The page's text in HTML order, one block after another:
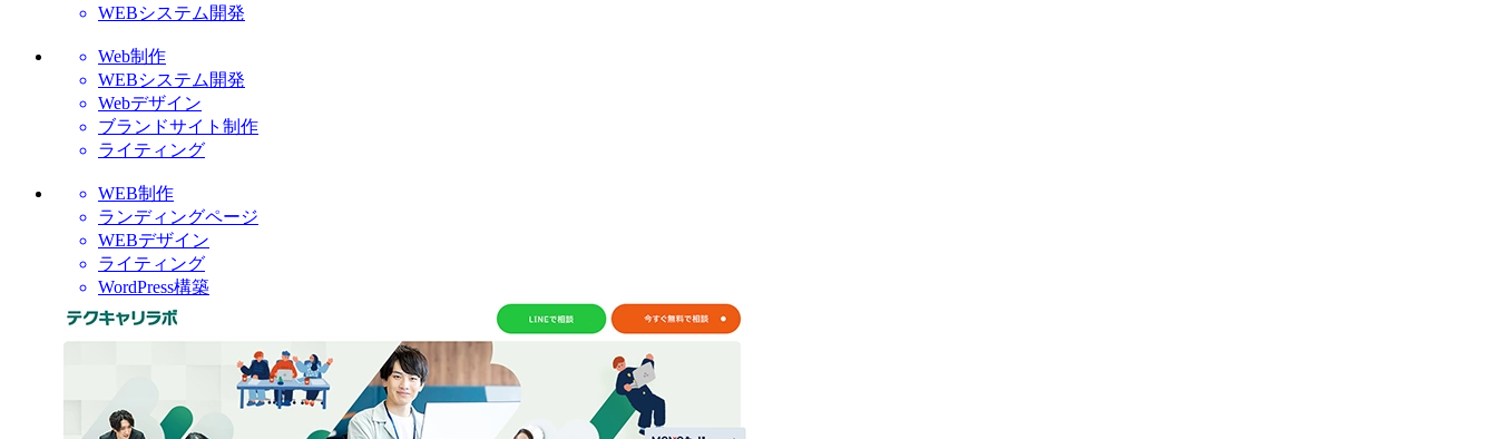
WEBシステム開発
Web制作
WEBシステム開発
Webデザイン
ブランドサイト制作
ライティング
WEB制作
ランディングページ
WEBデザイン
ライティング
WordPress構築